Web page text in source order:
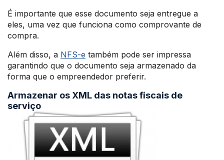
É importante que esse documento seja entregue a
eles, uma vez que funciona como comprovante de
compra.
Além disso, a NFS-e também pode ser impressa
garantindo que o documento seja armazenado da
forma que o empreendedor preferir.
Armazenar os XML das notas fiscais de
serviço